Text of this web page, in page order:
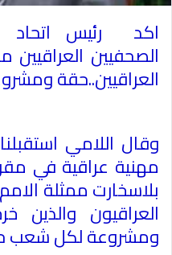
اكد رئيس اتحاد
الصحفيين
العراقيين..حقة
وقال اللامي
مهنية عراقية في
بلاسخارت ممثلة
العراقيون والذين
ومشروعة لكل شعب